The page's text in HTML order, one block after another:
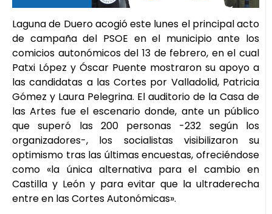
Laguna de Duero acogió este lunes el principal acto
de campaña del PSOE en el municipio ante los
comicios autonómicos del 13 de febrero, en el cual
Patxi López y Óscar Puente mostraron su apoyo a
las candidatas a las Cortes por Valladolid, Patricia
Gómez y Laura Pelegrina. El auditorio de la Casa de
las Artes fue el escenario donde, ante un público
que superó las 200 personas -232 según los
organizadores-, los socialistas visibilizaron su
optimismo tras las últimas encuestas, ofreciéndose
como «la única alternativa para el cambio en
Castilla y León y para evitar que la ultraderecha
entre en las Cortes Autonómicas».